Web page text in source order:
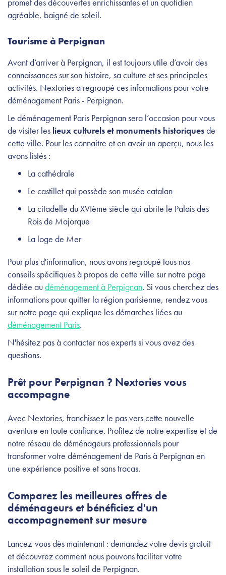
agréable, baigné de soleil.
Tourisme à Perpignan
Avant d’arriver à Perpignan, il est toujours utile d’avoir des
connaissances sur son histoire, sa culture et ses principales
activités. Nextories a regroupé ces informations pour votre
déménagement Paris - Perpignan.
Le déménagement Paris Perpignan sera l’occasion pour vous
de visiter les lieux culturels et monuments historiquesde
cette ville. Pour les connaitre et en avoir un aperçu, nous les
avons listés :
La cathédrale
Le castillet qui possède son musée catalan
La citadelle du XVIème siècle qui abrite le Palais des
Rois de Majorque
La loge de Mer
Pour plus d'information, nous avons regroupé tous nos
conseils spécifiques à propos de cette ville sur notre page
dédiée audéménagement à Perpignan. Si vous cherchez des
informations pour quitter la région parisienne, rendez vous
sur notre page qui explique les démarches liées au
déménagement Paris.
N'hésitez pas à contacter nos experts si vous avez des
questions.
Prêt pour Perpignan ? Nextories vous
accompagne
Avec Nextories, franchissez le pas vers cette nouvelle
aventure en toute confiance. Profitez de notre expertise et de
notre réseau de déménageurs professionnels pour
transformer votre déménagement de Paris à Perpignan en
une expérience positive et sans tracas.
Comparez les meilleures offres de
déménageurs et bénéficiez d'un
accompagnement sur mesure
Lancez-vous dès maintenant : demandez votre devis gratuit
et découvrez comment nous pouvons faciliter votre
installation sous le soleil de Perpignan.